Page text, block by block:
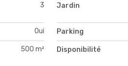
3 Jardin
Oui Parking
500 m² Disponibilité